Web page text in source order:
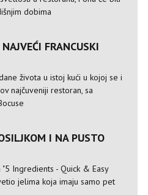
dobima
FRANCUSKI
života u istoj kući u kojoj se i
najčuveniji restoran, sa
I NA PUSTO
Ingredients - Quick & Easy
jelima koja imaju samo pet